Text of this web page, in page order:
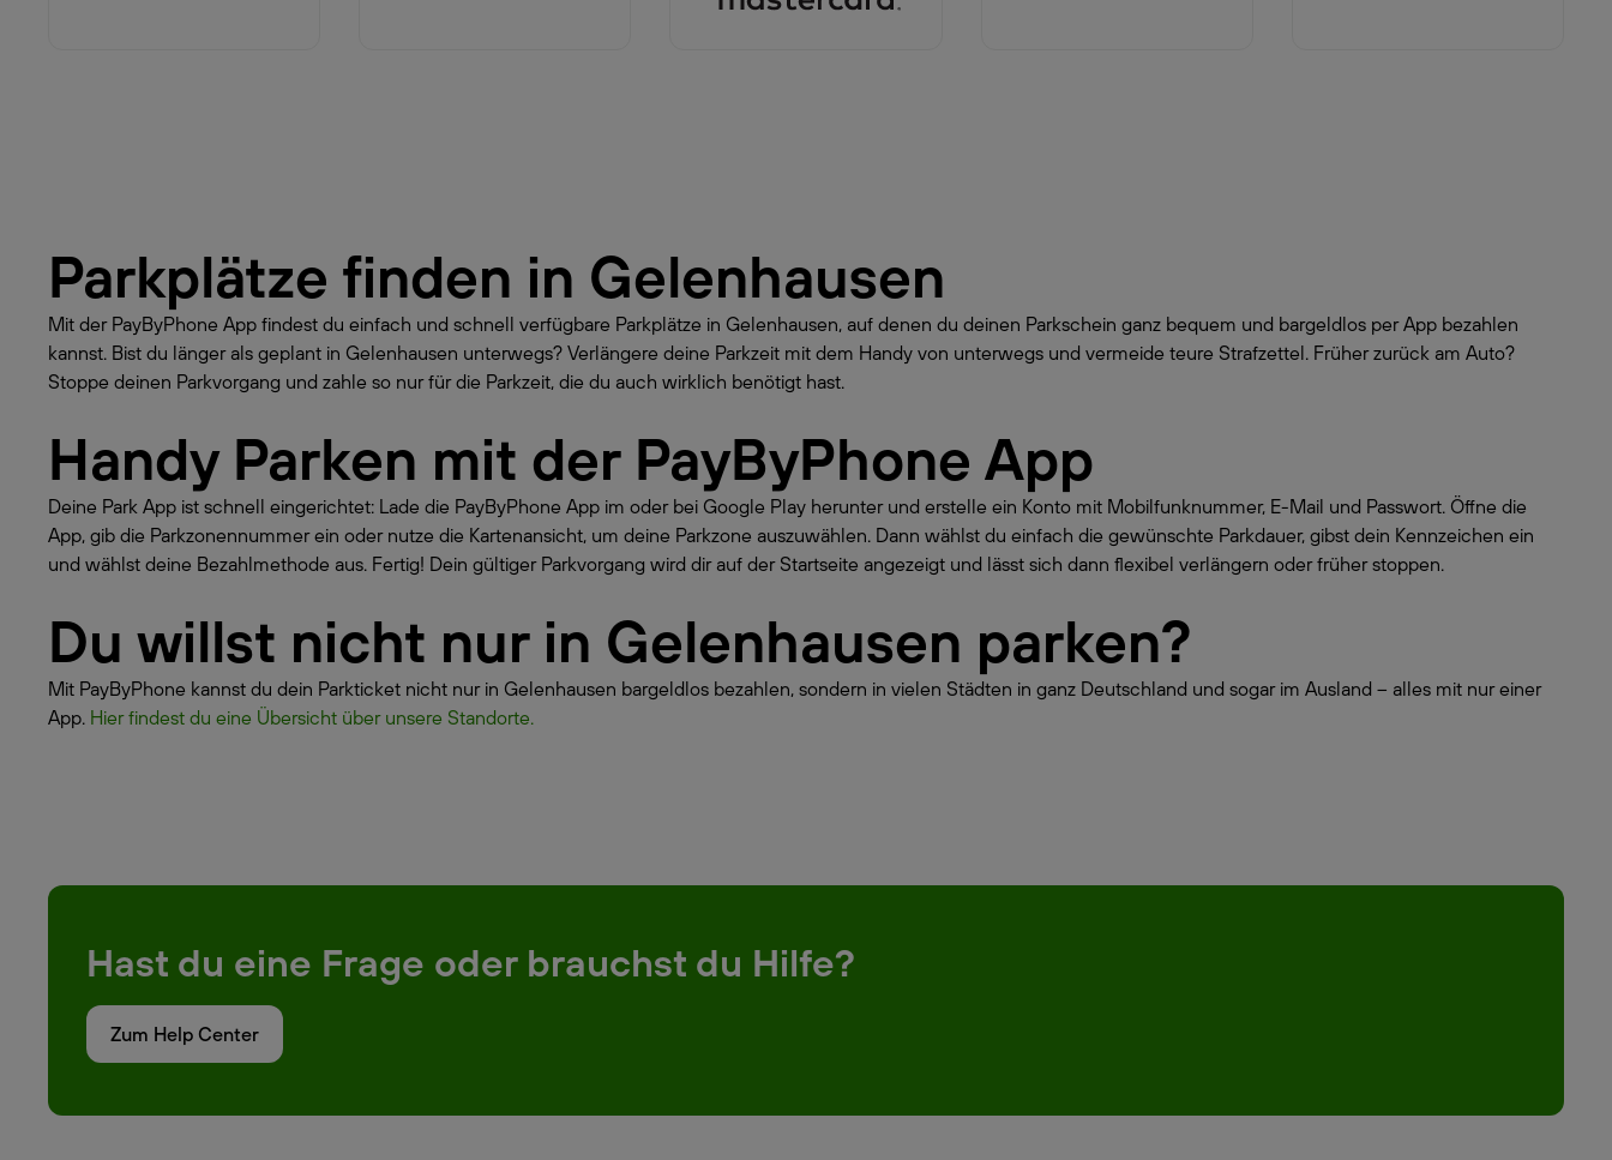
Parkplätze finden in Gelenhausen
Mit der PayByPhone App findest du einfach und schnell verfügbare Parkplätze in Gelenhausen, auf denen du deinen Parkschein ganz bequem und bargeldlos per App bezahlen
kannst. Bist du länger als geplant in Gelenhausen unterwegs? Verlängere deine Parkzeit mit dem Handy von unterwegs und vermeide teure Strafzettel. Früher zurück am Auto?
Stoppe deinen Parkvorgang und zahle so nur für die Parkzeit, die du auch wirklich benötigt hast.
Handy Parken mit der PayByPhone App
Deine Park App ist schnell eingerichtet: Lade die PayByPhone App im oder bei Google Play herunter und erstelle ein Konto mit Mobilfunknummer, E-Mail und Passwort. Öffne die
App, gib die Parkzonennummer ein oder nutze die Kartenansicht, um deine Parkzone auszuwählen. Dann wählst du einfach die gewünschte Parkdauer, gibst dein Kennzeichen ein
und wählst deine Bezahlmethode aus. Fertig! Dein gültiger Parkvorgang wird dir auf der Startseite angezeigt und lässt sich dann flexibel verlängern oder früher stoppen.
Du willst nicht nur in Gelenhausen parken?
Mit PayByPhone kannst du dein Parkticket nicht nur in Gelenhausen bargeldlos bezahlen, sondern in vielen Städten in ganz Deutschland und sogar im Ausland – alles mit nur einer
App. Hier findest du eine Übersicht über unsere Standorte.
Hast du eine Frage oder brauchst du Hilfe?
Zum Help Center